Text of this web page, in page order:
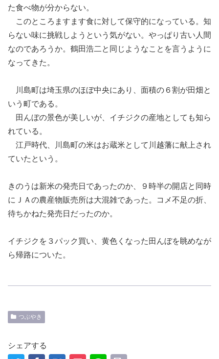
た食べ物が分からない。
このところますます食に対して保守的になっている。知
らない味に挑戦しようという気がない。 やっぱり古い人間
なのであろうか。鶴田浩二と同じようなことを言うように
なってきた。
川島町は埼玉県のほぼ中央にあ り、 面積の６割が田畑と
いう 町である。
田んぼの景色が美しいが、イチジクの産地としても知ら
れている。
江戸時代、
川島町の米はお蔵米として川越藩に献上され
ていた という。
きのうは新米の発売日であったのか、９時半の開店と同時
にＪＡの農産物販売所は大混雑であった。コメ不足の折、
待ちかねた発売日だったのか。
イチジクを３パック買い、黄色くなった田んぼを眺めなが
ら帰路についた。
つぶやき
シェアする